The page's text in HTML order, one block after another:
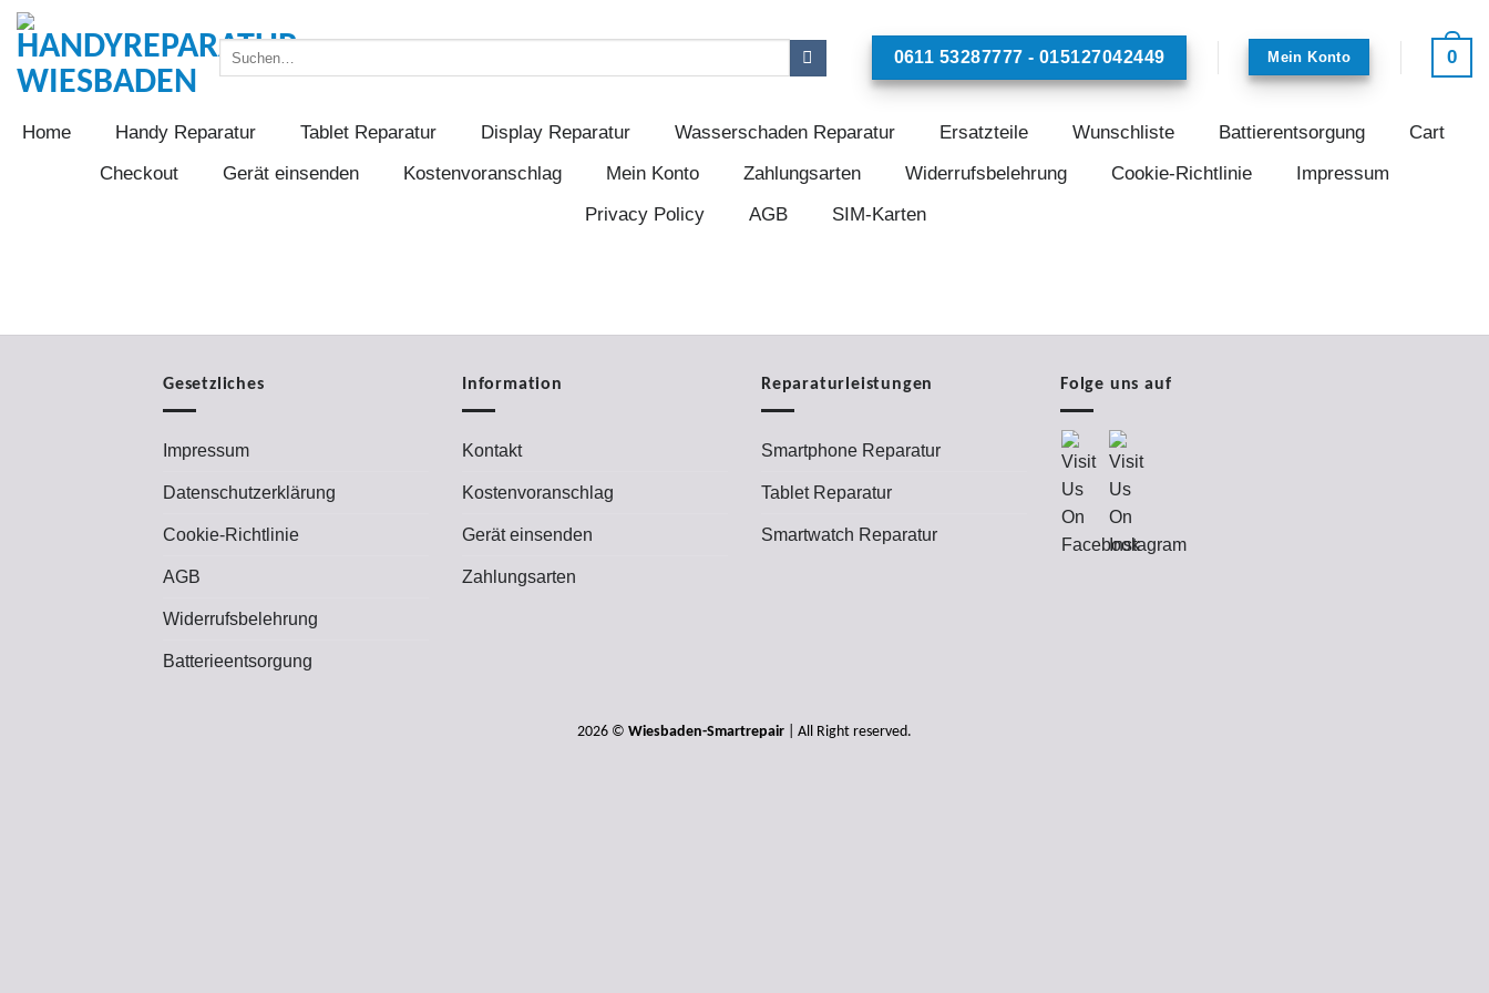
Zum
Inhalt
springen
0611 53287777 - 015127042449 Mein Konto 0
Home Handy Reparatur Tablet Reparatur Display Reparatur Wasserschaden Reparatur Ersatzteile Wunschliste Battierentsorgung
Cart
Checkout
Gerät einsenden Kostenvoranschlag Mein Konto Zahlungsarten Widerrufsbelehrung Cookie-Richtlinie
Impressum
Privacy Policy
AGB SIM-Karten
Gesetzliches
Impressum
Datenschutzerklärung
Cookie-Richtlinie
AGB
Widerrufsbelehrung
Batterieentsorgung
Information
Kontakt
Kostenvoranschlag
Gerät einsenden
Zahlungsarten
Reparaturleistungen
Smartphone Reparatur
Tablet Reparatur
Smartwatch Reparatur
Folge uns auf
2026 © Wiesbaden-Smartrepair | All Right reserved.